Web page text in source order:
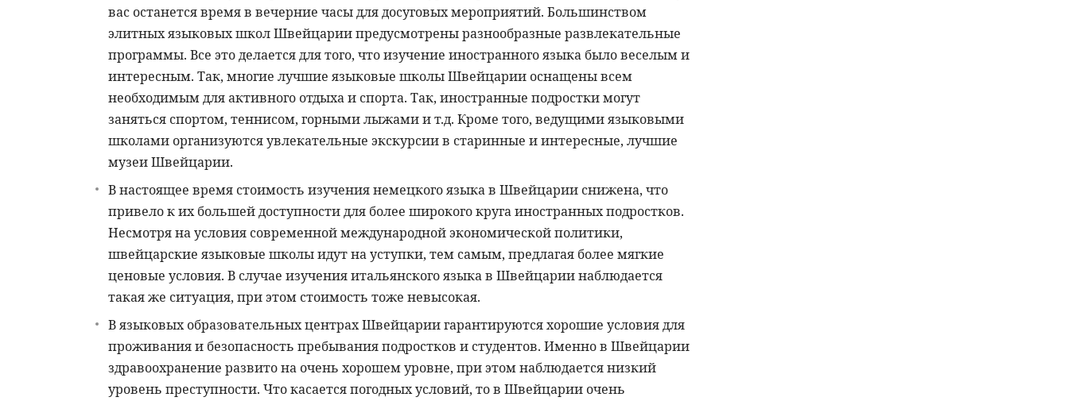
вас останется время в вечерние часы для досуговых мероприятий. Большинством
элитных языковых школ Швейцарии предусмотрены разнообразные развлекательные
программы. Все это делается для того, что изучение иностранного языка было веселым и
интересным. Так, многие лучшие языковые школы Швейцарии оснащены всем
необходимым для активного отдыха и спорта. Так, иностранные подростки могут
заняться спортом, теннисом, горными лыжами и т.д. Кроме того, ведущими языковыми
школами организуются увлекательные экскурсии в старинные и интересные, лучшие
музеи Швейцарии.
В настоящее время стоимость изучения немецкого языка в Швейцарии снижена, что
привело к их большей доступности для более широкого круга иностранных подростков.
Несмотря на условия современной международной экономической политики,
швейцарские языковые школы идут на уступки, тем самым, предлагая более мягкие
ценовые условия. В случае изучения итальянского языка в Швейцарии наблюдается
такая же ситуация, при этом стоимость тоже невысокая.
В языковых образовательных центрах Швейцарии гарантируются хорошие условия для
проживания и безопасность пребывания подростков и студентов. Именно в Швейцарии
здравоохранение развито на очень хорошем уровне, при этом наблюдается низкий
уровень преступности. Что касается погодных условий, то в Швейцарии очень